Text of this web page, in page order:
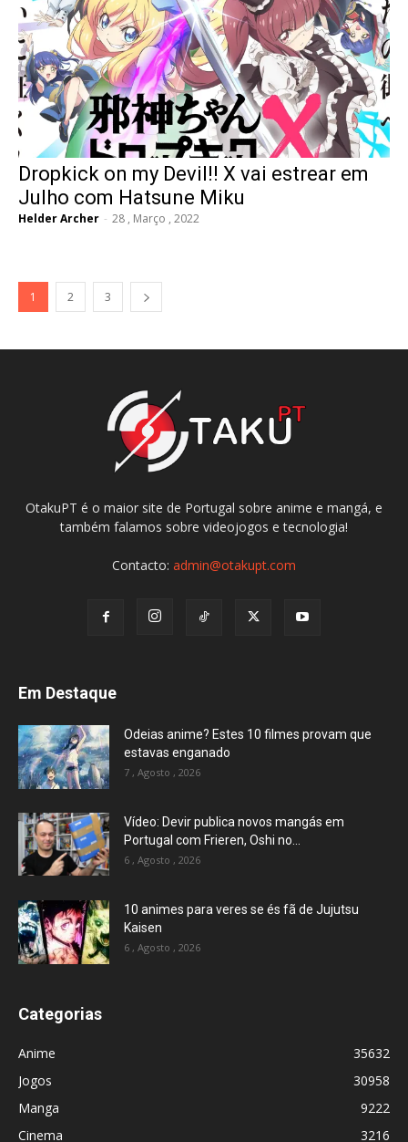
Dropkick on my Devil!! X vai estrear em
Julho com Hatsune Miku
Helder Archer - 28 , Março , 2022
1 2 3
OtakuPT é o maior site de Portugal sobre anime e mangá, e
também falamos sobre videojogos e tecnologia!
Contacto: admin@otakupt.com
Em Destaque
Odeias anime? Estes 10 filmes provam que
estavas enganado
7 , Agosto , 2026
Vídeo: Devir publica novos mangás em
Portugal com Frieren, Oshi no...
6 , Agosto , 2026
10 animes para veres se és fã de Jujutsu
Kaisen
6 , Agosto , 2026
Categorias
Anime
35632
Jogos
30958
Manga
9222
Cinema
3216